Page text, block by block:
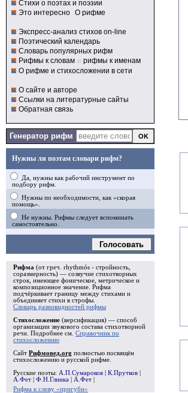
Стихи о поэтах и поэзии
Это интересно О рифме
Экспресс-анализ стихов on-line
Поэтический календарь
Словарь популярных рифм
Рифмы к словам и рифмы к именам
О рифме и стихосложении в сети
О сайте и авторе
Ссылки на литературные сайты
Обратная связь
Генератор рифм
Нужны ли поэтам словари рифм?
Да, нужны как рабочий инструмент по
подбору рифм.
Нужны по необходимости, как «скорая
помощь».
Не нужны. Рифмы следует вспоминать
самостоятельно.
Голосовать
Рифма (от греч. rhythmós - стройность,
соразмерность) — созвучие стихотворных
строк, имеющее фоническое, метрическое и
композиционное значение. Рифма
подчёркивает границу между стихами и
объединяет стихи в строфы
Словарь разновидностей рифмы
Стихосложение (версификация) — способ
организации звукового состава стихотворной
речи. Подробнее см. Справочник по
стихосложению
Сайт Рифмовед.org полностью посвящён
стихосложению и русской рифме.
Русские поэты: А.П.Сумароков К.Прутков
А.Фет
Ф.Н.Глинка А.Фет
Рифма к слову «пригуби»